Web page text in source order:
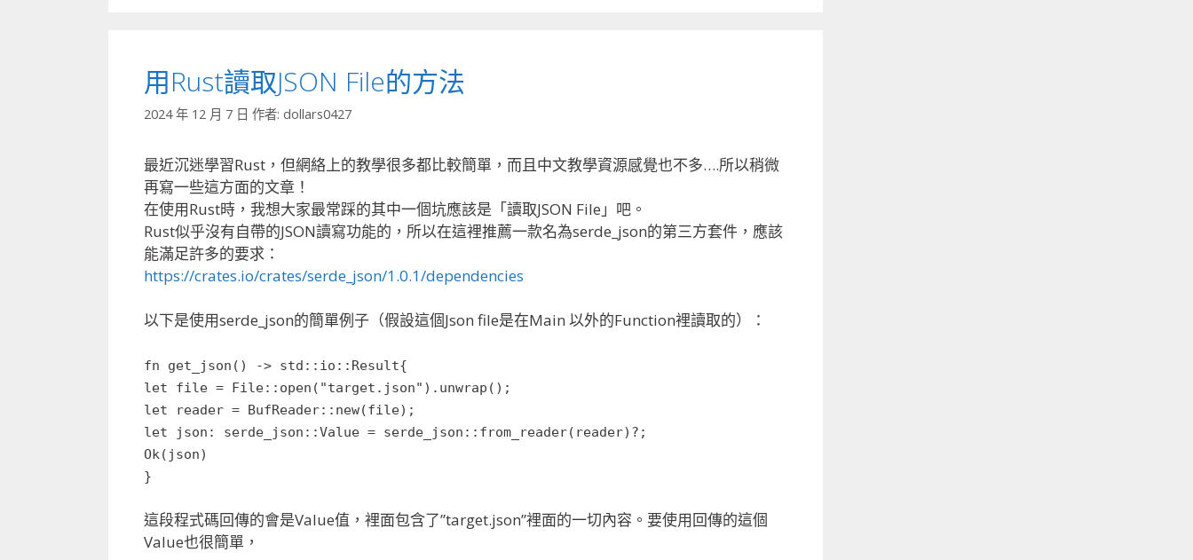
用Rust讀取JSON File的方法
2024 年 12 月 7 日 作者: dollars0427
最近沉迷學習Rust，但網絡上的教學很多都比較簡單，而且中文教學資源感覺也不多….所以稍微
再寫一些這方面的文章！
在使用Rust時，我想大家最常踩的其中一個坑應該是「讀取JSON File」吧。
Rust似乎沒有自帶的JSON讀寫功能的，所以在這裡推薦一款名為serde_json的第三方套件，應該
能滿足許多的要求：
https://crates.io/crates/serde_json/1.0.1/dependencies
以下是使用serde_json的簡單例子（假設這個Json file是在Main 以外的Function裡讀取的）：
fn get_json() -> std::io::Result{
let file = File::open("target.json").unwrap();
let reader = BufReader::new(file);
let json: serde_json::Value = serde_json::from_reader(reader)?;
Ok(json)
}
這段程式碼回傳的會是Value值，裡面包含了”target.json”裡面的一切內容。要使用回傳的這個
Value也很簡單，